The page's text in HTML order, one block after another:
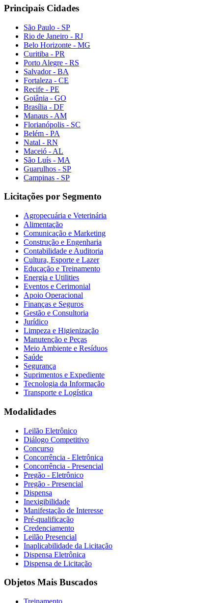
Principais Cidades
São Paulo - SP
Rio de Janeiro - RJ
Belo Horizonte - MG
Curitiba - PR
Porto Alegre - RS
Salvador - BA
Fortaleza - CE
Recife - PE
Goiânia - GO
Brasília - DF
Manaus - AM
Florianópolis - SC
Belém - PA
Natal - RN
Maceió - AL
São Luís - MA
Guarulhos - SP
Campinas - SP
Licitações por Segmento
Agropecuária e Veterinária
Alimentação
Comunicação e Marketing
Construção e Engenharia
Contabilidade e Auditoria
Cultura, Esporte e Lazer
Educação e Treinamento
Energia e Utilities
Eventos e Cerimonial
Apoio Operacional
Finanças e Seguros
Gestão e Consultoria
Jurídico
Limpeza e Higienização
Manutenção e Peças
Meio Ambiente e Resíduos
Saúde
Segurança
Suprimentos e Expediente
Tecnologia da Informação
Transporte e Logística
Modalidades
Leilão Eletrônico
Diálogo Competitivo
Concurso
Concorrência - Eletrônica
Concorrência - Presencial
Pregão - Eletrônico
Pregão - Presencial
Dispensa
Inexigibilidade
Manifestação de Interesse
Pré-qualificação
Credenciamento
Leilão Presencial
Inaplicabilidade da Licitação
Dispensa Eletrônica
Dispensa de Licitação
Objetos Mais Buscados
Treinamento